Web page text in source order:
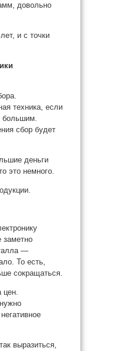
довольно
и с точки
техника, если
большим.
сбор будет
деньги
это немного.
заметно
—
То есть,
сокращаться.
цен.
выразиться,